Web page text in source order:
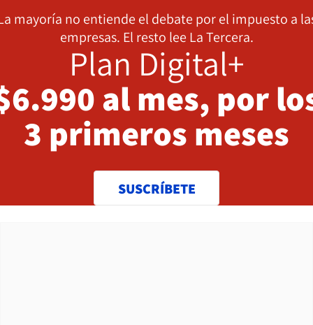
mayoría no entiende el debate por el impuesto a
empresas. El resto lee La Tercera.
Plan Digital+
al mes, por
3 primeros meses
SUSCRÍBETE